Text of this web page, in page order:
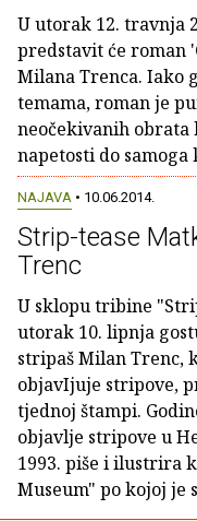
U utorak 12. travnja
predstavit će roman
Milana Trenca. Iako
temama, roman je
neočekivanih
napetosti do samoga
NAJAVA • 10.06.2014.
Strip-tease
Trenc
U sklopu tribine
utorak 10. lipnja
stripaš Milan Trenc,
objavIjuje stripove,
tjednoj štampi.
objavlje stripove u
1993. piše i ilustrira
Museum" po kojoj je